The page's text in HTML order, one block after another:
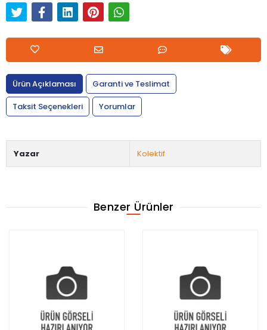
Ürün Açıklaması
Garanti ve Teslimat
Taksit Seçenekleri
Yorumlar
Yazar Kolektif
Benzer Ürünler